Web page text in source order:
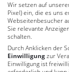
Leben und
arbeiten in der
Bewerten auch
Von Kununu
Wir setzen auf
Pixel) ein, die es uns
Webseitenbesucher
Sie relevante
schalten.
Durch Anklicken der
Einwilligungzur
Einwilligung ist